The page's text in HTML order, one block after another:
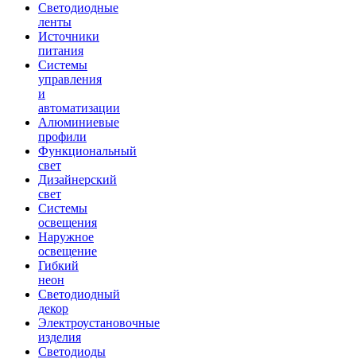
Светодиодные
ленты
Источники
питания
Системы
управления
и
автоматизации
Алюминиевые
профили
Функциональный
свет
Дизайнерский
свет
Системы
освещения
Наружное
освещение
Гибкий
неон
Светодиодный
декор
Электроустановочные
изделия
Светодиоды